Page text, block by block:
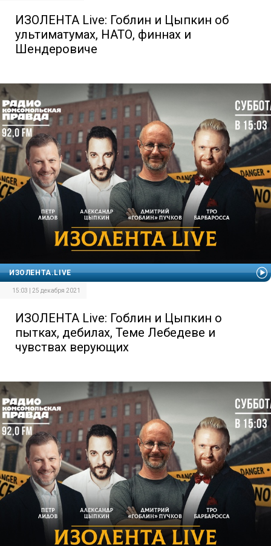
ИЗОЛЕНТА Live: Гоблин и Цыпкин об
ультиматумах, НАТО, финнах и
Шендеровиче
ИЗОЛЕНТА.LIVE
15:03 | 25 декабря 2021
ИЗОЛЕНТА Live: Гоблин и Цыпкин о
пытках, дебилах, Теме Лебедеве и
чувствах верующих